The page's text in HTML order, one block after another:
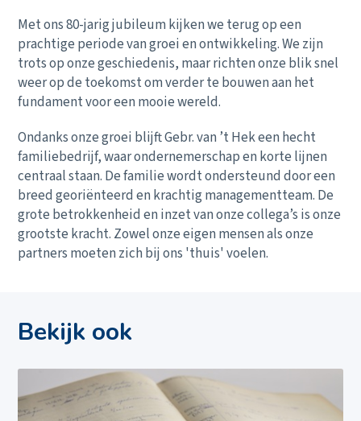
Met ons 80-jarig jubileum kijken we terug op een
prachtige periode van groei en ontwikkeling. We zijn
trots op onze geschiedenis, maar richten onze blik snel
weer op de toekomst om verder te bouwen aan het
fundament voor een mooie wereld.
Ondanks onze groei blijft Gebr. van ’t Hek een hecht
familiebedrijf, waar ondernemerschap en korte lijnen
centraal staan. De familie wordt ondersteund door een
breed georiënteerd en krachtig managementteam. De
grote betrokkenheid en inzet van onze collega’s is onze
grootste kracht. Zowel onze eigen mensen als onze
partners moeten zich bij ons 'thuis' voelen.
Bekijk ook